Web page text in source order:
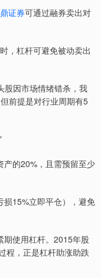
证券可通过融券卖出对
，杠杆可避免被动卖出
股因市场情绪错杀，我
前提是对行业周期有5
产的20%，且需预留至少
损15%立即平仓），避免
期使用杠杆。2015年股
程，正是杠杆助涨助跌